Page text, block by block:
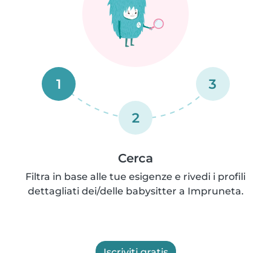
1
2
3
Cerca
Filtra in base alle tue esigenze e rivedi i profili
dettagliati dei/delle babysitter a Impruneta.